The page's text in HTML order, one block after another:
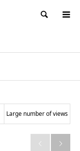
Search
Large number of views
 